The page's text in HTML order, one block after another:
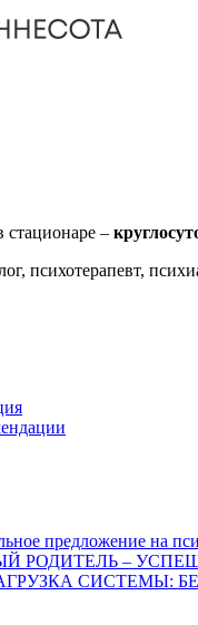
–
психотерапевт,
предложение на
РОДИТЕЛЬ –
СИСТЕМЫ: